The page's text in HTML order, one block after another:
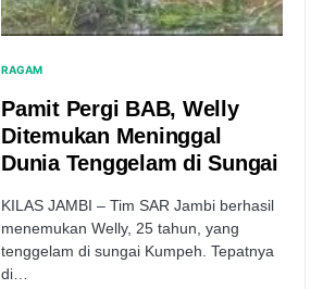
RAGAM
Pamit Pergi BAB, Welly
Ditemukan Meninggal
Dunia Tenggelam di Sungai
KILAS JAMBI – Tim SAR Jambi berhasil
menemukan Welly, 25 tahun, yang
tenggelam di sungai Kumpeh. Tepatnya
di…